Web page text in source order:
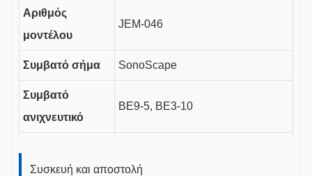
Αριθμός
μοντέλου
JEM-046
Συμβατό σήμα SonoScape
Συμβατό
ανιχνευτικό
ΒΕ9-5, ΒΕ3-10
καναλιού
19 εκατοστά
Συσκευή και αποστολή